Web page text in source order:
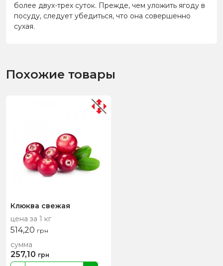
более двух-трех суток. Прежде, чем уложить ягоду в
посуду, следует убедиться, что она совершенно
сухая.
Похожие товары
Клюква свежая
цена за 1 кг
514,20 грн
сумма
257,10 грн